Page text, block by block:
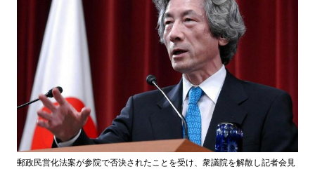
郵政民営化法案が参院で否決されたことを受け、衆議院を解散し記者会見